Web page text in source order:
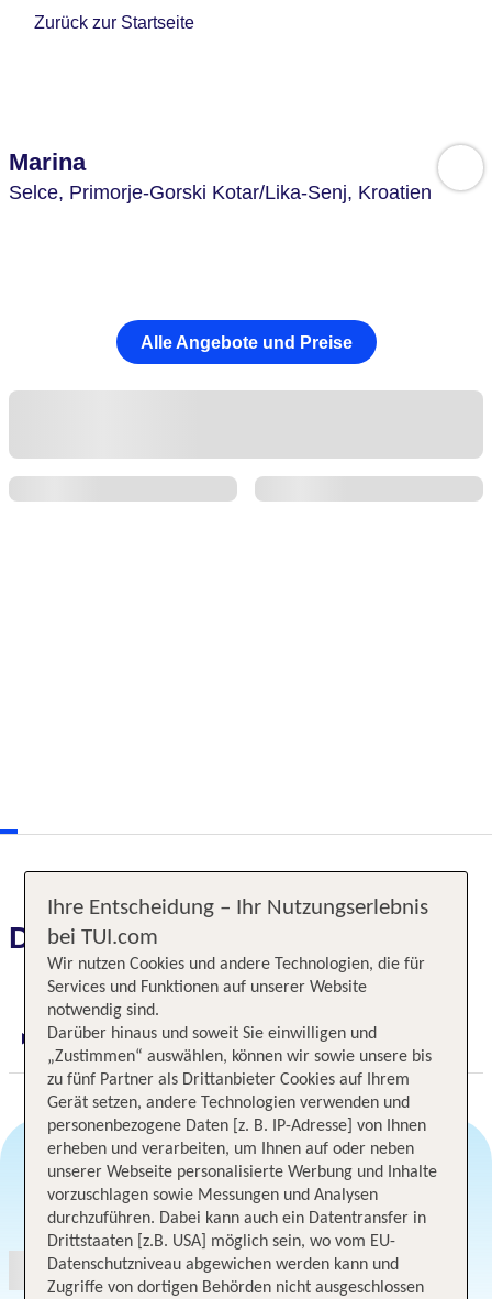
Zurück zur Startseite
Marina
Selce, Primorje-Gorski Kotar/Lika-Senj, Kroatien
Alle Angebote und Preise
Das erwartet Sie
Digitaler und telefonischer 24/7 TUI Service
Angebotsauswahl
Ihre Entscheidung – Ihr Nutzungserlebnis
bei TUI.com
Wir nutzen Cookies und andere Technologien, die für
Services und Funktionen auf unserer Website
notwendig sind.
Darüber hinaus und soweit Sie einwilligen und
„Zustimmen“ auswählen, können wir sowie unsere bis
zu fünf Partner als Drittanbieter Cookies auf Ihrem
Gerät setzen, andere Technologien verwenden und
personenbezogene Daten [z. B. IP-Adresse] von Ihnen
erheben und verarbeiten, um Ihnen auf oder neben
unserer Webseite personalisierte Werbung und Inhalte
vorzuschlagen sowie Messungen und Analysen
durchzuführen. Dabei kann auch ein Datentransfer in
Drittstaaten [z.B. USA] möglich sein, wo vom EU-
Datenschutzniveau abgewichen werden kann und
Zugriffe von dortigen Behörden nicht ausgeschlossen